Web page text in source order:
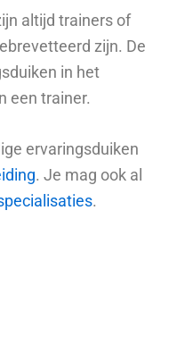
altijd trainers of
zijn. De
in het
een trainer.
ervaringsduiken
. Je mag ook al
.